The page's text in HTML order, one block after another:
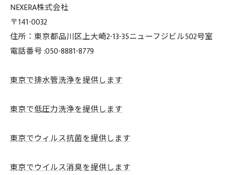
NEXERA株式会社
〒141-0032
住所：東京都品川区上大崎2-13-35ニューフジビル502号室
電話番号 :050-8881-8779
東京で排水管洗浄を提供します
東京で低圧力洗浄を提供します
東京でウィルス抗菌を提供します
東京でウイルス消臭を提供します